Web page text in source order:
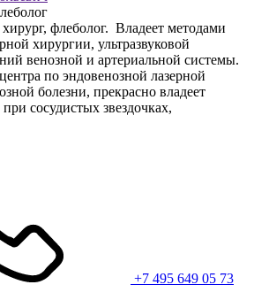
флеболог. Владеет методами
хирургии, ультразвуковой
венозной и артериальной системы.
по эндовенозной лазерной
болезни, прекрасно владеет
сосудистых звездочках,
+7 495 649 05 73